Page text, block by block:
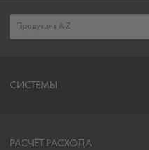
СИСТЕМЫ
РАСЧЁТ РАСХОДА